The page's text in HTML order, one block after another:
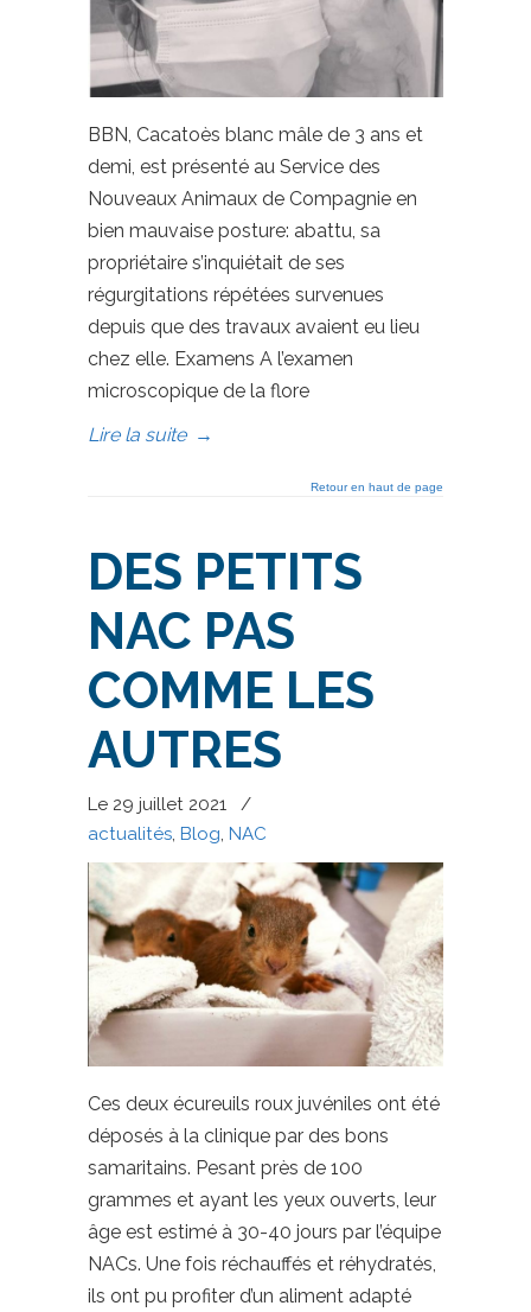
BBN, Cacatoès blanc mâle de 3 ans et
demi, est présenté au Service des
Nouveaux Animaux de Compagnie en
bien mauvaise posture: abattu, sa
propriétaire s’inquiétait de ses
régurgitations répétées survenues
depuis que des travaux avaient eu lieu
chez elle. Examens A l’examen
microscopique de la flore
Lire la suite →
Retour en haut de page
DES PETITS
NAC PAS
COMME LES
AUTRES
Le 29 juillet 2021
/
actualités, Blog, NAC
Ces deux écureuils roux juvéniles ont été
déposés à la clinique par des bons
samaritains. Pesant près de 100
grammes et ayant les yeux ouverts, leur
âge est estimé à 30-40 jours par l’équipe
NACs. Une fois réchauffés et réhydratés,
ils ont pu profiter d’un aliment adapté